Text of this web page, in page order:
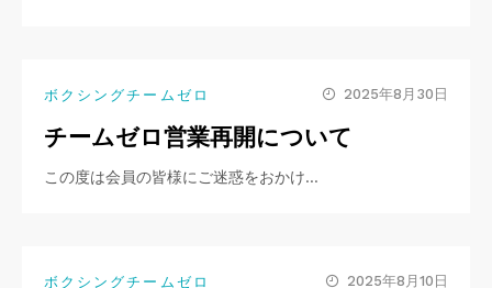
ボクシングチームゼロ 2025年8月30日
チームゼロ営業再開について
この度は会員の皆様にご迷惑をおかけ…
ボクシングチームゼロ 2025年8月10日